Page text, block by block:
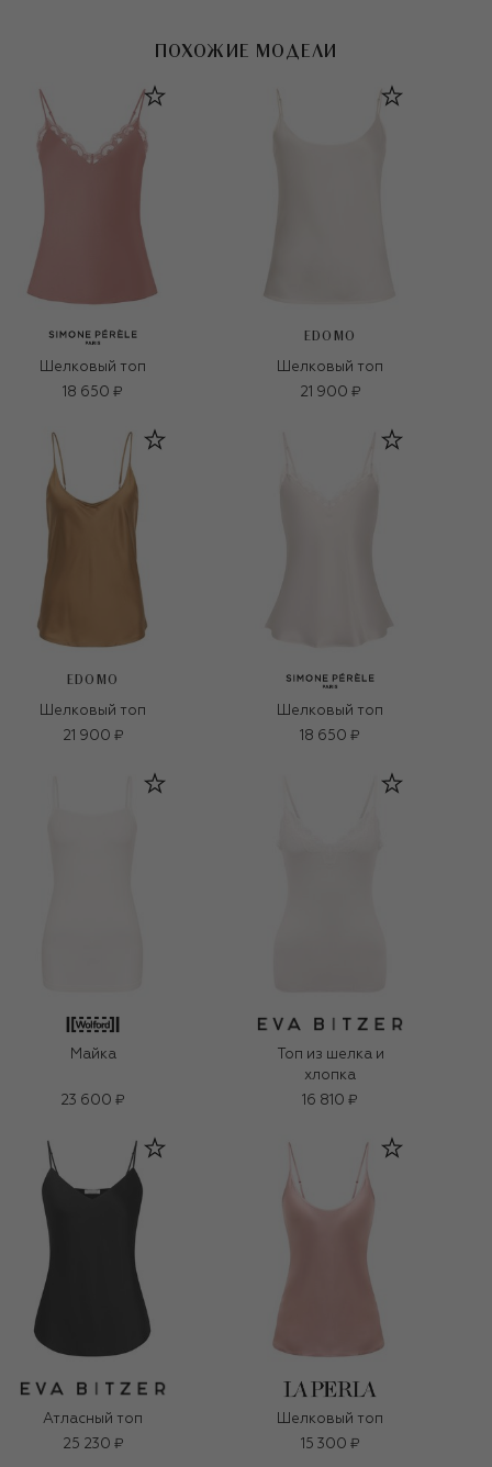
ПОХОЖИЕ МОДЕЛИ
Шелковый топ
18 650 ₽
EDOMO
Шелковый топ
21 900 ₽
EDOMO
Шелковый топ
21 900 ₽
Шелковый топ
18 650 ₽
Майка
23 600 ₽
Топ из шелка и
хлопка
16 810 ₽
Атласный топ
25 230 ₽
Шелковый топ
15 300 ₽